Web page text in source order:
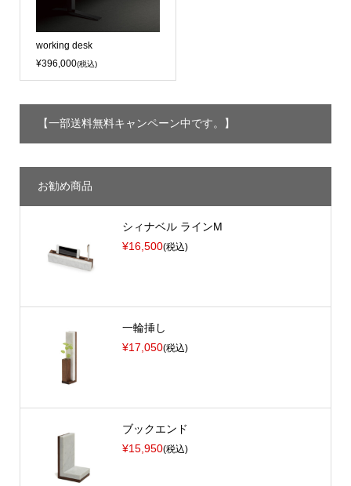
working desk
¥396,000(税込)
【一部送料無料キャンペーン中です。】
お勧め商品
シィナベル ラインM
¥16,500(税込)
一輪挿し
¥17,050(税込)
ブックエンド
¥15,950(税込)